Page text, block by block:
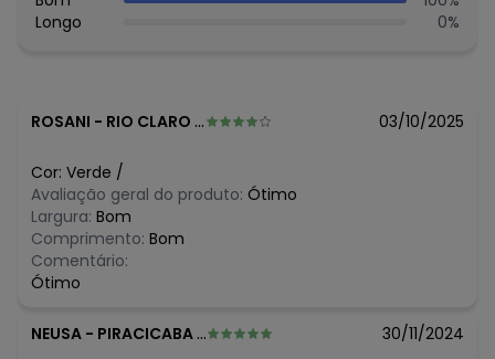
Longo
0%
ROSANI - RIO CLARO - SP 03/10/2025
Cor: Verde /
Avaliação geral do produto: Ótimo
Largura: Bom
Comprimento: Bom
Comentário:
Ótimo
NEUSA - PIRACICABA - SP 30/11/2024